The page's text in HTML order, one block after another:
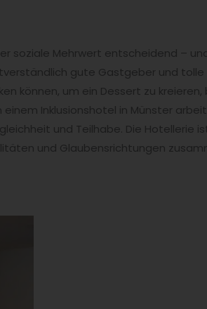
soziale Mehrwert entscheidend –
gute Gastgeber und
können, um ein Dessert zu
Inklusionshotel in Münster
und Teilhabe. Die Hotellerie
und Glaubensrichtungen